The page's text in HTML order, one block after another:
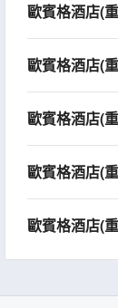
歐賓格酒店(
歐賓格酒店(
歐賓格酒店(
歐賓格酒店(
歐賓格酒店(